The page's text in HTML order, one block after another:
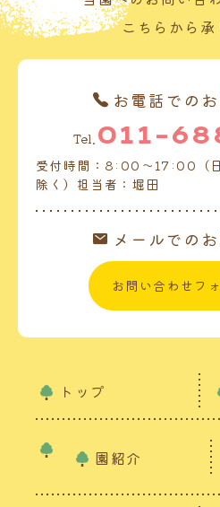
こちらから承
お電話での
Tel. 011-
受付時間：8:00～17:00（
除く）担当者：堀田
メールでの
お問い合わせフ
トップ
園紹介